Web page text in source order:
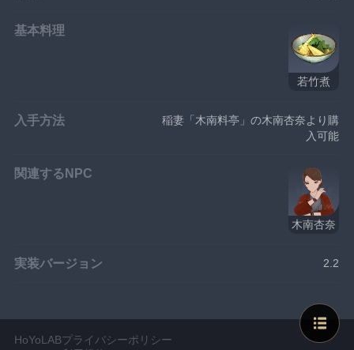
基本料理
若竹煮
入手方法
稲妻「木南料亭」の木南杏奈より購
入可能
関連するNPC
木南杏奈
実装バージョン 2.2
HoYoLABプライバシーポリシー